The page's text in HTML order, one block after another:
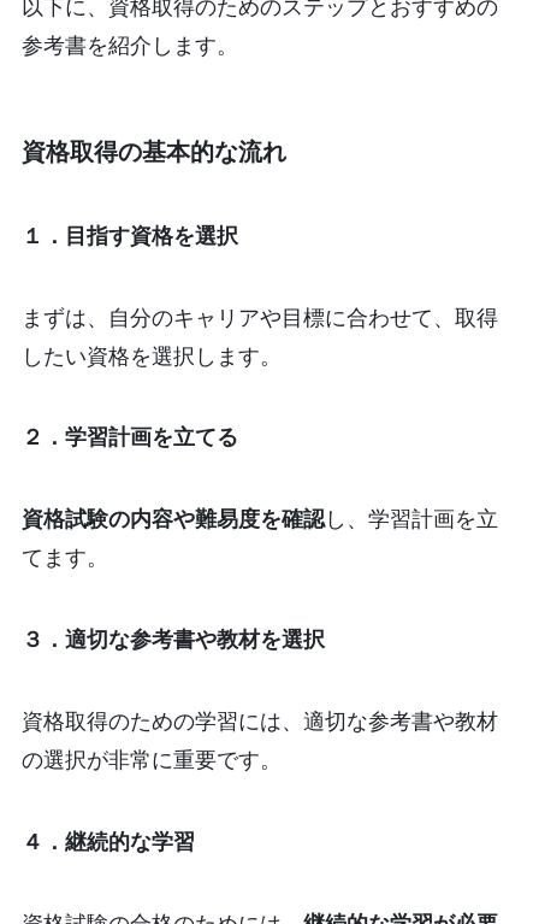
以下に、資格取得のためのステップとおすすめの
参考書を紹介します。
資格取得の基本的な流れ
１．目指す資格を選択
まずは、自分のキャリアや目標に合わせて、取得
したい資格を選択します。
２．学習計画を立てる
資格試験の内容や難易度を確認し、学習計画を立
てます。
３．適切な参考書や教材を選択
資格取得のための学習には、適切な参考書や教材
の選択が非常に重要です。
４．継続的な学習